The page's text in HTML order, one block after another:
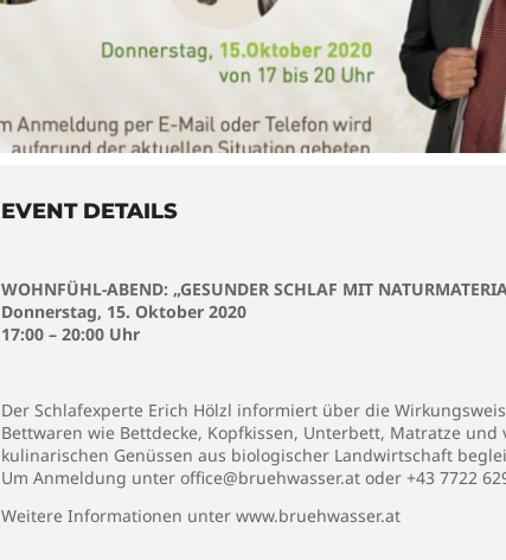
EVENT DETAILS
WOHNFÜHL-ABEND: „GESUNDER SCHLAF MIT
Donnerstag, 15. Oktober 2020
17:00 – 20:00 Uhr
Der Schlafexperte Erich Hölzl informiert über die
Bettwaren wie Bettdecke, Kopfkissen, Unterbett, Matratze
kulinarischen Genüssen aus biologischer Landwirtschaft
Um Anmeldung unter office@bruehwasser.at oder +43 7722
Weitere Informationen unter www.bruehwasser.at